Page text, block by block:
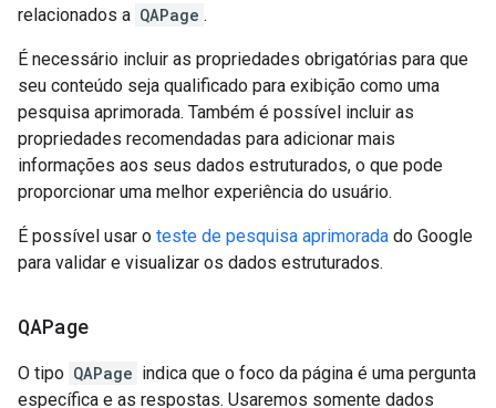
relacionados a QAPage .
É necessário incluir as propriedades obrigatórias para que
seu conteúdo seja qualificado para exibição como uma
pesquisa aprimorada. Também é possível incluir as
propriedades recomendadas para adicionar mais
informações aos seus dados estruturados, o que pode
proporcionar uma melhor experiência do usuário.
É possível usar o teste de pesquisa aprimorada do Google
para validar e visualizar os dados estruturados.
QAPage
O tipo QAPage indica que o foco da página é uma pergunta
específica e as respostas. Usaremos somente dados